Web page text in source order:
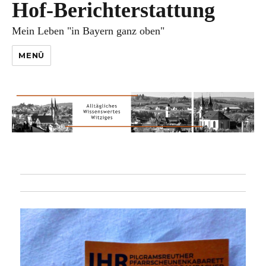
Hof-Berichterstattung
Mein Leben "in Bayern ganz oben"
MENÜ